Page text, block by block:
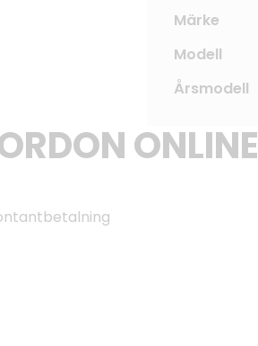
Märke
Modell
Årsmodell
ONLINE